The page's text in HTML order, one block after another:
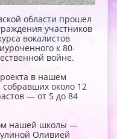
области прошел
участников
вокалистов
к 80-
войне.
в нашем
около 12
— от 5 до 84
нашей школы —
Оливией